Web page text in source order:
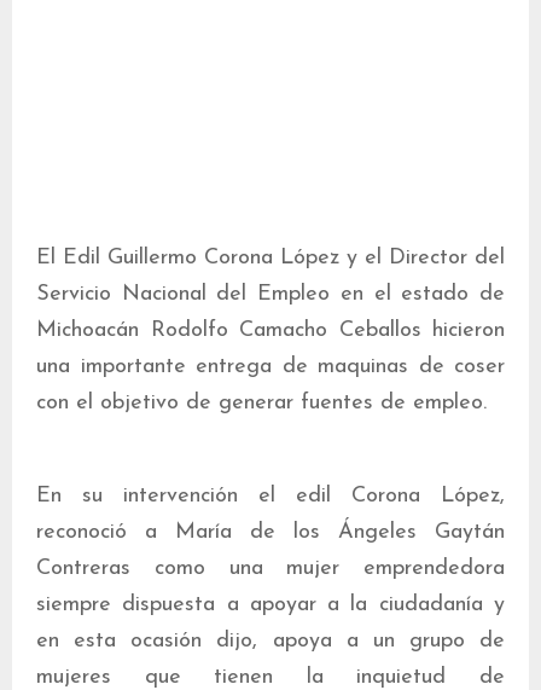
El Edil Guillermo Corona López y el Director del
Servicio Nacional del Empleo en el estado de
Michoacán Rodolfo Camacho Ceballos hicieron
una importante entrega de maquinas de coser
con el objetivo de generar fuentes de empleo.
En su intervención el edil Corona López,
reconoció a María de los Ángeles Gaytán
Contreras como una mujer emprendedora
siempre dispuesta a apoyar a la ciudadanía y
en esta ocasión dijo, apoya a un grupo de
mujeres que tienen la inquietud de